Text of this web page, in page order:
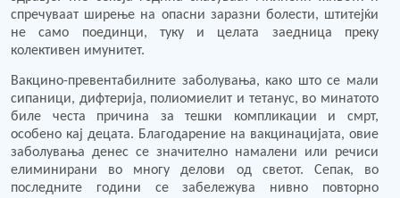
спречуваат ширење на опасни заразни болести, штитејќи
не само поединци, туку и целата заедница преку
колективен имунитет.
Вакцино-превентабилните заболувања, како што се мали
сипаници, дифтерија, полиомиелит и тетанус, во минатото
биле честа причина за тешки компликации и смрт,
особено кај децата. Благодарение на вакцинацијата, овие
заболувања денес се значително намалени или речиси
елиминирани во многу делови од светот. Сепак, во
последните години се забележува нивно повторно